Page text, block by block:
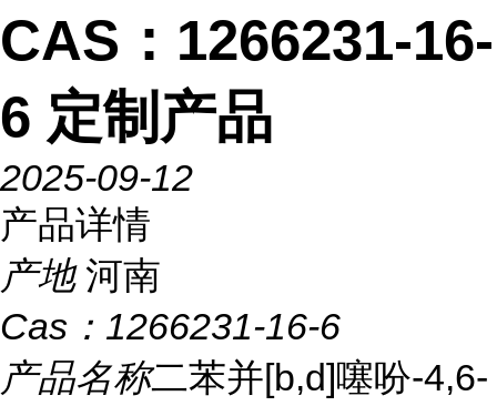
CAS：1266231-16-
6 定制产品
2025-09-12
产品详情
产地 河南
Cas： 1266231-16-6
产品名称二苯并[b,d]噻吩-4,6-